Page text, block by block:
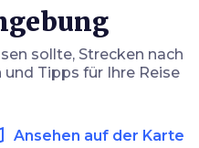
sollte, Strecken nach
Tipps für Ihre Reise
Ansehen auf der Karte